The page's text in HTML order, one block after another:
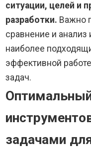
ситуации, целей и
разработки. Важно
сравнение и
наиболее
эффективной
задач.
задачами